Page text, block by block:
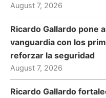
August 7, 2026
Ricardo Gallardo pone
vanguardia con los
reforzar la seguridad
August 7, 2026
Ricardo Gallardo